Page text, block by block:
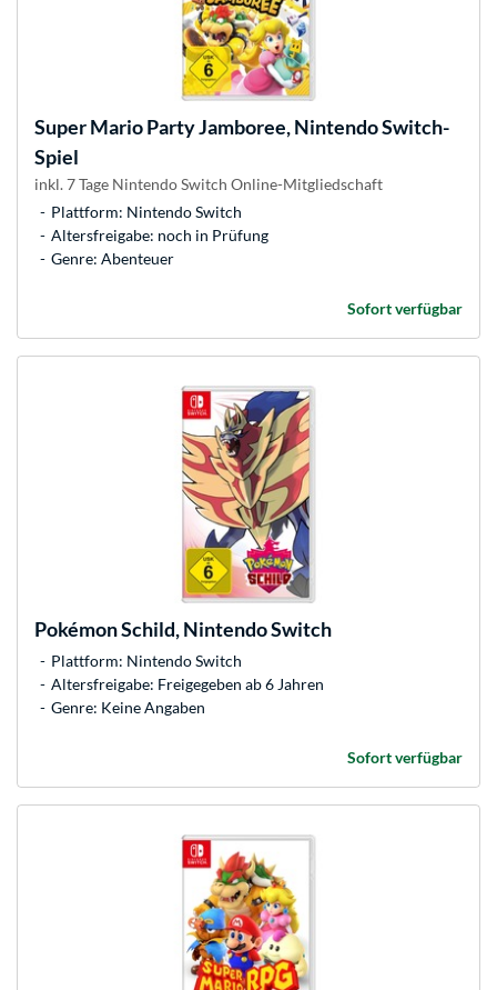
Super Mario Party Jamboree, Nintendo Switch-
Spiel
inkl. 7 Tage Nintendo Switch Online-Mitgliedschaft
Plattform: Nintendo Switch
Altersfreigabe: noch in Prüfung
Genre: Abenteuer
Sofort verfügbar
Pokémon Schild, Nintendo Switch
Plattform: Nintendo Switch
Altersfreigabe: Freigegeben ab 6 Jahren
Genre: Keine Angaben
Sofort verfügbar